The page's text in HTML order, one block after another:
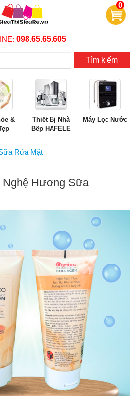
0
098.65.65.605
Tìm kiếm
&
Thiết Bị Nhà
Bếp HAFELE
Máy Lọc Nước
Rửa Mặt
Nghệ Hương Sữa